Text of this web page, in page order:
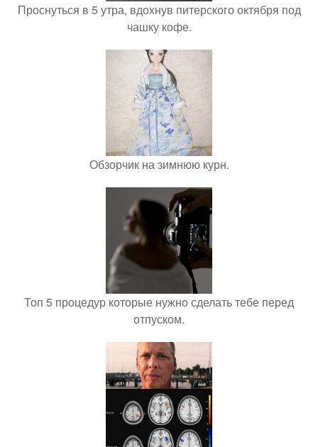
Проснуться в 5 утра, вдохнув питерского октября под
чашку кофе.
Обзорчик на зимнюю курн.
Топ 5 процедур которые нужно сделать тебе перед
отпуском.